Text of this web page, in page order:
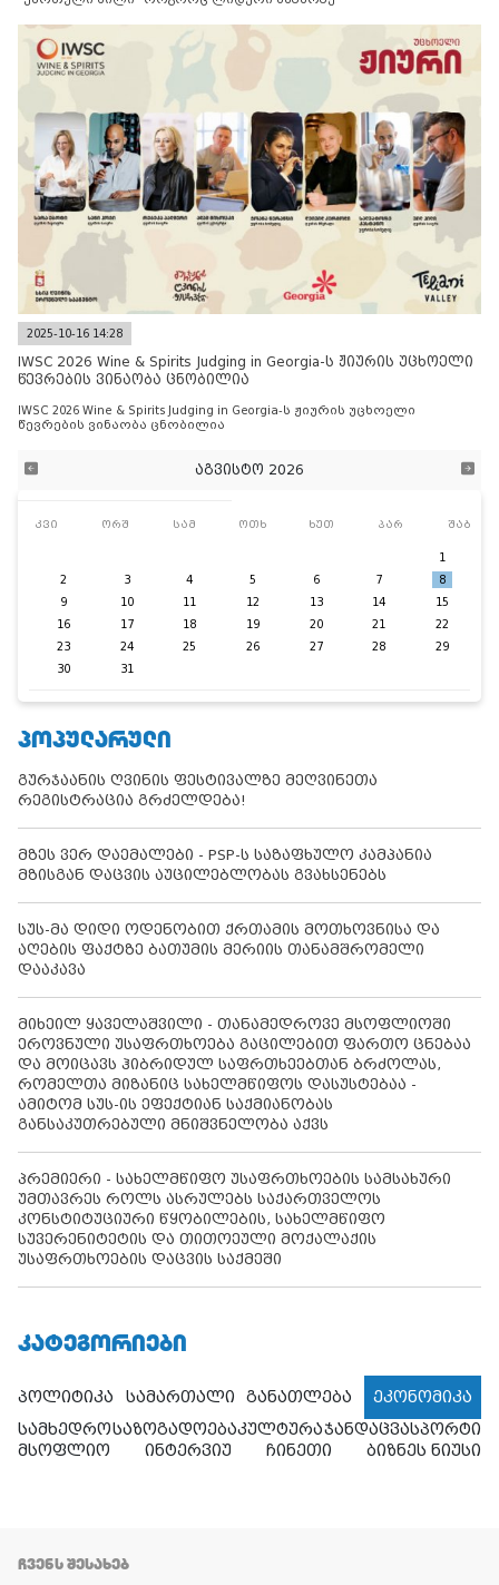
2025-10-16 14:28
IWSC 2026 Wine & Spirits Judging in Georgia-ს ჟიურის უცხოელი
წევრების ვინაობა ცნობილია
IWSC 2026 Wine & Spirits Judging in Georgia-ს ჟიურის უცხოელი
წევრების ვინაობა ცნობილია
აგვისტო 2026
კვი ორშ სამ ოთხ ხუთ პარ შაბ
1
2
3 4 5 6 7
8
9
10 11 12 13 14
15
16
17 18 19 20 21
22
23
24 25 26 27 28
29
30
31
ᲞᲝᲞᲣᲚᲐᲠᲣᲚᲘ
გურჯაანის ღვინის ფესტივალზე მეღვინეთა
რეგისტრაცია გრძელდება!
მზეს ვერ დაემალები - PSP-ს საზაფხულო კამპანია
მზისგან დაცვის აუცილებლობას გვახსენებს
სუს-მა დიდი ოდენობით ქრთამის მოთხოვნისა და
აღების ფაქტზე ბათუმის მერიის თანამშრომელი
დააკავა
მიხეილ ყაველაშვილი - თანამედროვე მსოფლიოში
ეროვნული უსაფრთხოება გაცილებით ფართო ცნებაა
და მოიცავს ჰიბრიდულ საფრთხეებთან ბრძოლას,
რომელთა მიზანიც სახელმწიფოს დასუსტებაა -
ამიტომ სუს-ის ეფექტიან საქმიანობას
განსაკუთრებული მნიშვნელობა აქვს
პრემიერი - სახელმწიფო უსაფრთხოების სამსახური
უმთავრეს როლს ასრულებს საქართველოს
კონსტიტუციური წყობილების, სახელმწიფო
სუვერენიტეტის და თითოეული მოქალაქის
უსაფრთხოების დაცვის საქმეში
ᲙᲐᲢᲔᲒᲝᲠᲘᲔᲑᲘ
პოლიტიკა სამართალი განათლება
ეკონომიკა
სამხედროსაზოგადოებაკულტურაჯანდაცვასპორტი
მსოფლიო
ინტერვიუ ჩინეთი ბიზნეს ნიუსი
ᲩᲕᲔᲜᲡ ᲨᲔᲡᲐᲮᲔᲑ